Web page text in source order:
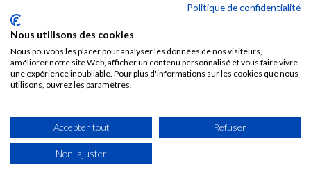
21 x 26 utile x 2700 mm
8700
Epaisseur (mm): 21
Politique de confidentialité
Nous utilisons des cookies
Nous pouvons les placer pour analyser les données de nos visiteurs,
améliorer notre site Web, afficher un contenu personnalisé et vous faire vivre
une expérience inoubliable. Pour plus d'informations sur les cookies que nous
utilisons, ouvrez les paramètres.
Accepter tout Refuser
Non, ajuster